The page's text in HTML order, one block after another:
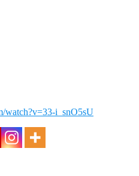
watch?v=33-i_snO5sU